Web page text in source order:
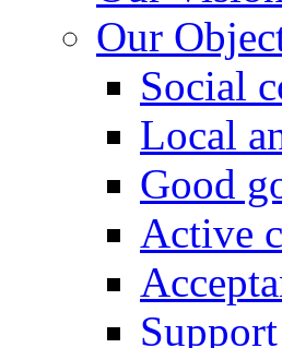
Our
Social
Local
Good
Active